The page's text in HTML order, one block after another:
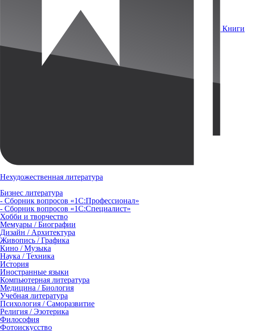
Книги
Нехудожественная литература
Бизнес литература
- Сборник вопросов «1С:Профессионал»
- Сборник вопросов «1С:Специалист»
Хобби и творчество
Мемуары / Биографии
Дизайн / Архитектура
Живопись / Графика
Кино / Музыка
Наука / Техника
История
Иностранные языки
Компьютерная литература
Медицина / Биология
Учебная литература
Психология / Саморазвитие
Религия / Эзотерика
Философия
Фотоискусство